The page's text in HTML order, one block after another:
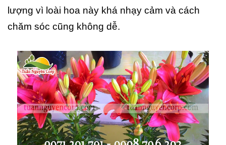
lượng vì loài hoa này khá nhạy cảm và cách
chăm sóc cũng không dễ.